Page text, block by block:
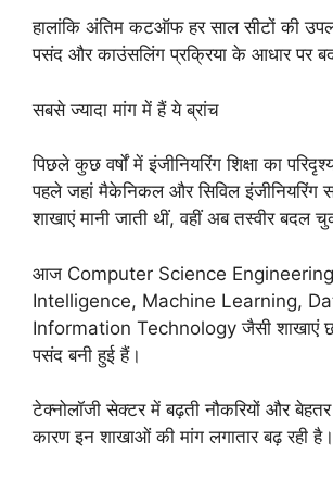
हालांकि अंतिम कटऑफ हर साल सीटों की
पसंद और काउंसलिंग प्रक्रिया के आधार पर
सबसे ज्यादा मांग में हैं ये ब्रांच
पिछले कुछ वर्षों में इंजीनियरिंग शिक्षा का
पहले जहां मैकेनिकल और सिविल इंजीनियरिंग
शाखाएं मानी जाती थीं, वहीं अब तस्वीर बदल
आज Computer Science
Intelligence, Machine Learning,
Information Technology जैसी शाखाएं
पसंद बनी हुई हैं।
टेक्नोलॉजी सेक्टर में बढ़ती नौकरियों और
कारण इन शाखाओं की मांग लगातार बढ़ रही है।